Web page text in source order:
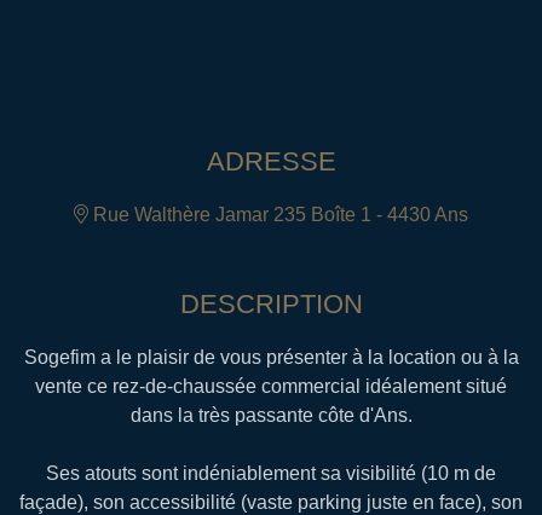
ADRESSE
Rue Walthère Jamar 235 Boîte 1 - 4430 Ans
DESCRIPTION
Sogefim a le plaisir de vous présenter à la location ou à la
vente ce rez-de-chaussée commercial idéalement situé
dans la très passante côte d'Ans.
Ses atouts sont indéniablement sa visibilité (10 m de
façade), son accessibilité (vaste parking juste en face), son